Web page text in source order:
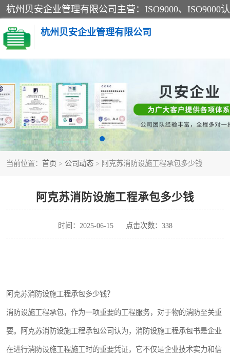
杭州贝安企业管理有限公司
当前位置： 首页 > 公司动态 > 阿克苏消防设施工程承包多少钱
阿克苏消防设施工程承包多少钱
时间：2025-06-15 点击次数：338
阿克苏消防设施工程承包多少钱？
消防设施工程承包，作为一项重要的工程服务，对于物的消防至关重
要。阿克苏消防设施工程承包公司认为，消防设施工程承包书是企业
在进行消防设施工程施工时的重要凭证，它不仅是企业技术实力和信
CE认证
SA认证
OHSAS18001认证
45001认证